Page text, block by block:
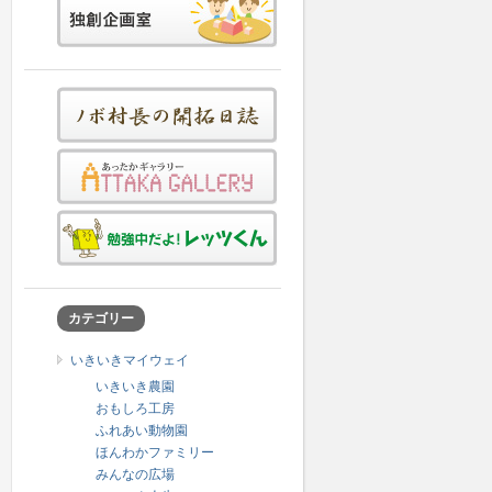
カテゴリー
いきいきマイウェイ
いきいき農園
おもしろ工房
ふれあい動物園
ほんわかファミリー
みんなの広場